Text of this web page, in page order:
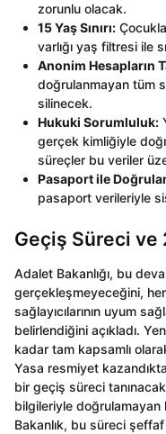
zorunlu olacak.
15 Yaş Sınırı:
varlığı yaş filtresi ile
Anonim Hesapların
doğrulanmayan tüm
silinecek.
Hukuki Sorumluluk:
gerçek kimliğiyle
süreçler bu veriler
Pasaport ile
pasaport verileriyle
Geçiş Süreci
Adalet Bakanlığı, bu
gerçekleşmeyeceğini,
sağlayıcılarının uyum
belirlendiğini açıkladı.
kadar tam kapsamlı
Yasa resmiyet
bir geçiş süreci
bilgileriyle doğrulamayan
Bakanlık, bu süreci